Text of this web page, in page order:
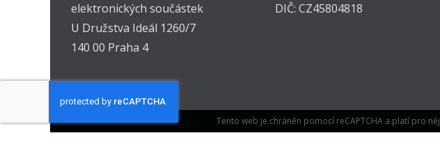
elektronických součástek
U Družstva Ideál 1260/7
140 00 Praha 4
DIČ: CZ45804818
Tento web je chráněn pomocí reCAPTCHA a platí pro něj